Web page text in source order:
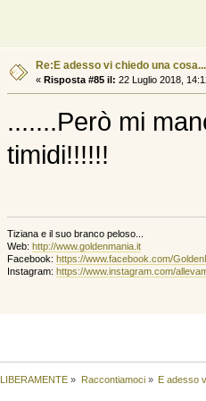
Re:E adesso vi chiedo una
« Risposta #85 il: 22 Luglio 2018,
.......Però mi
timidi!!!!!!
Tiziana e il suo branco peloso...
Web: http://www.goldenmania.it
Facebook: https://www.facebook.com/
Instagram: https://www.instagram.com/
LIBERAMENTE » Raccontiamoci» E adesso